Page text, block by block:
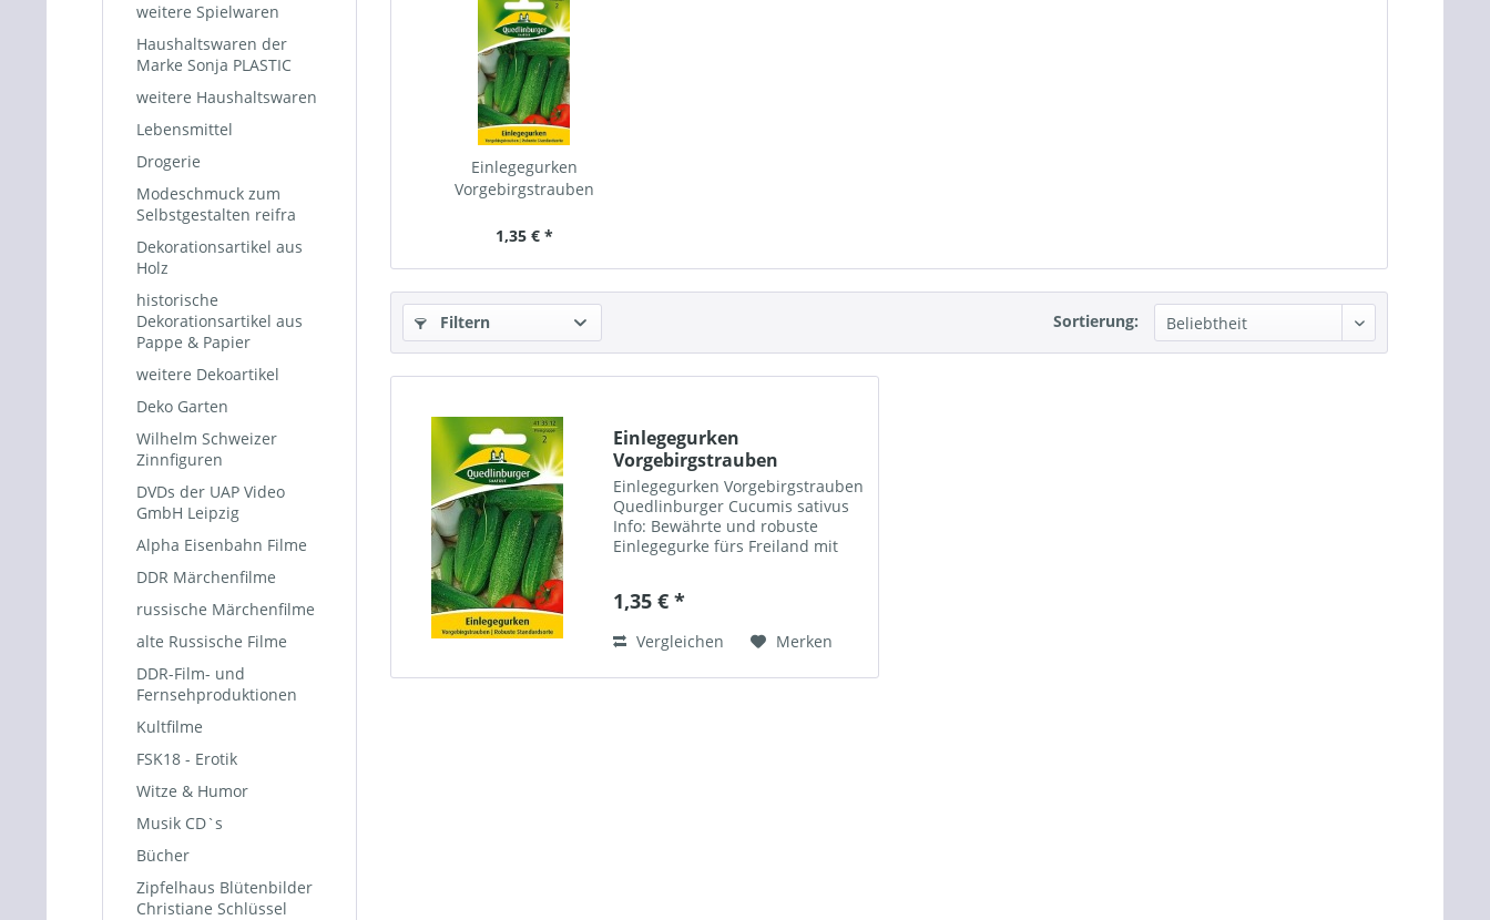
weitere Spielwaren
Haushaltswaren der
Marke Sonja PLASTIC
weitere Haushaltswaren
Lebensmittel
Drogerie
Modeschmuck zum
Selbstgestalten reifra
Dekorationsartikel aus
Holz
historische
Dekorationsartikel aus
Pappe & Papier
weitere Dekoartikel
Deko Garten
Wilhelm Schweizer
Zinnfiguren
DVDs der UAP Video
GmbH Leipzig
Alpha Eisenbahn Filme
DDR Märchenfilme
russische Märchenfilme
alte Russische Filme
DDR-Film- und
Fernsehproduktionen
Kultfilme
FSK18 - Erotik
Witze & Humor
Musik CD`s
Bücher
Zipfelhaus Blütenbilder
Christiane Schlüssel
Einlegegurken
Vorgebirgstrauben
1,35 € *
Filtern Sortierung:
Einlegegurken
Vorgebirgstrauben
Quedlinburger
Einlegegurken Vorgebirgstrauben
Quedlinburger Cucumis sativus
Info: Bewährte und robuste
Einlegegurke fürs Freiland mit
traubenförmige Fruchtansatz
1,35 € *
Vergleichen Merken